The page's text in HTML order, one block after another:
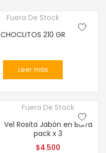
Fuera De Stock
CHOCLITOS 210 GR
Leer más
Fuera De Stock
Vel Rosita Jabón en Barra
pack x 3
$4.500